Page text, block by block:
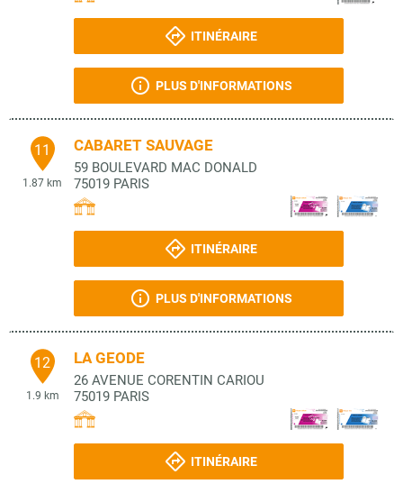
ITINÉRAIRE
PLUS D'INFORMATIONS
11
1.87 km
CABARET SAUVAGE
59 BOULEVARD MAC DONALD
75019 PARIS
ITINÉRAIRE
PLUS D'INFORMATIONS
12
1.9 km
LA GEODE
26 AVENUE CORENTIN CARIOU
75019 PARIS
ITINÉRAIRE